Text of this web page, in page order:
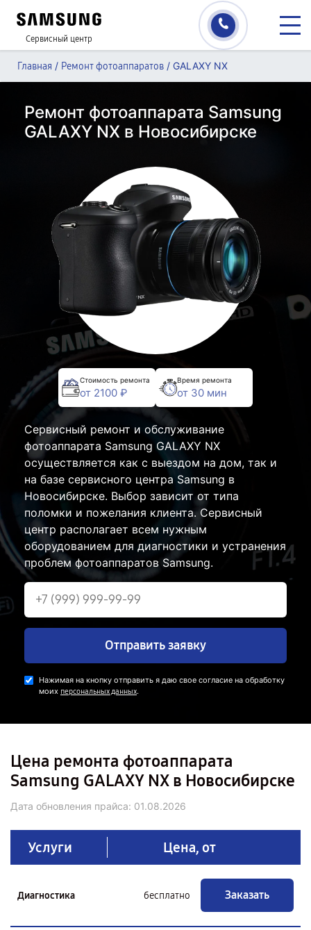
Сервисный центр
Главная / Ремонт фотоаппаратов / GALAXY NX
Ремонт фотоаппарата Samsung
GALAXY NX в Новосибирске
Стоимость ремонта
от 2100 ₽
Время ремонта
от 30 мин
Сервисный ремонт и обслуживание
фотоаппарата Samsung GALAXY NX
осуществляется как с выездом на дом, так и
на базе сервисного центра Samsung в
Новосибирске. Выбор зависит от типа
поломки и пожелания клиента. Сервисный
центр располагает всем нужным
оборудованием для диагностики и устранения
проблем фотоаппаратов Samsung.
Отправить заявку
Нажимая на кнопку отправить я даю свое согласие на обработку
моих персональных данных.
Цена ремонта фотоаппарата
Samsung GALAXY NX в Новосибирске
Дата обновления прайса: 01.08.2026
Услуги Цена, от
Диагностика бесплатно Заказать